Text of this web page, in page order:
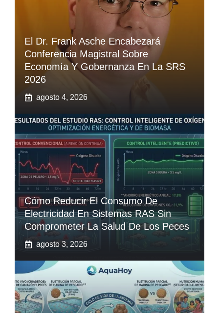
El Dr. Frank Asche Encabezará
Conferencia Magistral Sobre
Economía Y Gobernanza En La SRS
2026
agosto 4, 2026
Cómo Reducir El Consumo De
Electricidad En Sistemas RAS Sin
Comprometer La Salud De Los Peces
agosto 3, 2026